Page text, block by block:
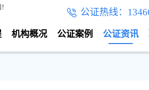
公证热线：
公证资讯
公证案例
机构概况